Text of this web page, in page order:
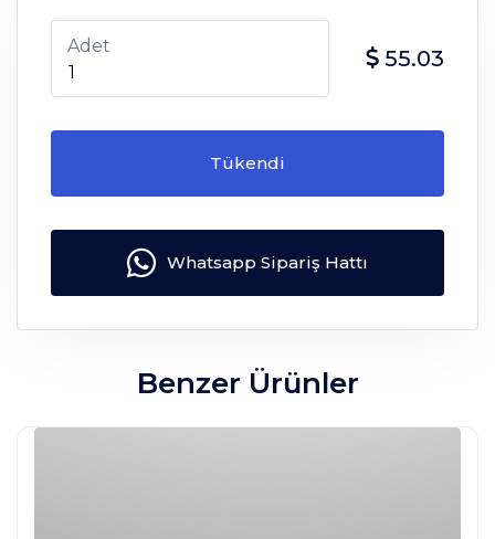
Adet 55.03
Tükendi
Whatsapp Sipariş Hattı
Benzer Ürünler